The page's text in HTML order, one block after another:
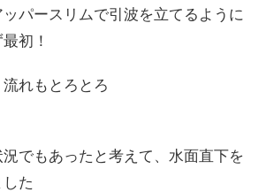
パースリムで引波を立てるように
初！
れもとろとろ
でもあったと考えて、水面直下を
た